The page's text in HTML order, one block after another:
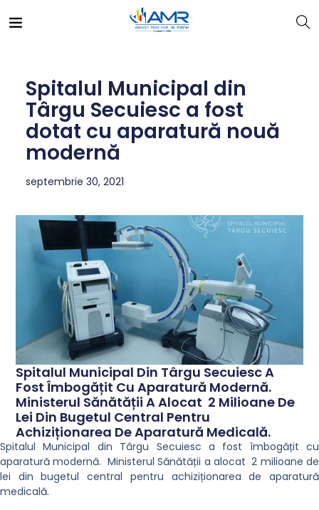
Spitalul Municipal din
Târgu Secuiesc a fost
dotat cu aparatură nouă
modernă
septembrie 30, 2021
Spitalul Municipal Din Târgu Secuiesc A
Fost Îmbogățit Cu Aparatură Modernă.
Ministerul Sănătății A Alocat 2 Milioane De
Lei Din Bugetul Central Pentru
Achiziționarea De Aparatură Medicală.
Spitalul Municipal din Târgu Secuiesc a fost îmbogățit cu
aparatură modernă. Ministerul Sănătății a alocat 2 milioane de
lei din bugetul central pentru achiziționarea de aparatură
medicală.